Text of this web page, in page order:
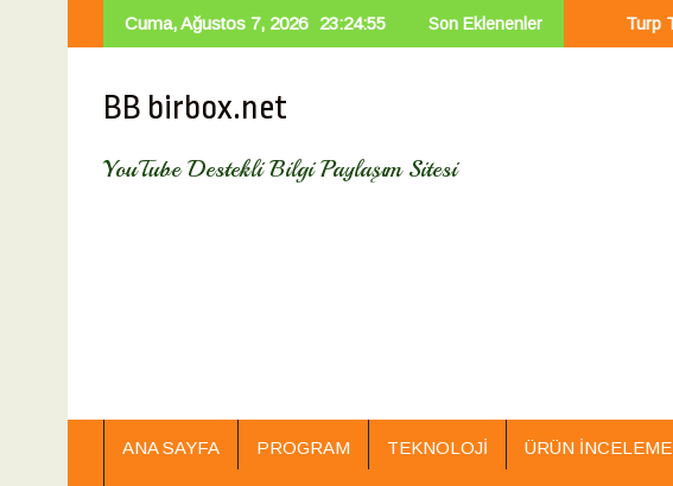
Cuma, Ağustos 7, 2026 23:24:56 Son Eklenenler
Custom Binary Blocked By Frp Lock Hatası
Katarakt Ameliyatı Turp Tohumu
BB birbox.net
YouTube Destekli Bilgi Paylaşım Sitesi
ANA SAYFA PROGRAM TEKNOLOJI ÜRÜN İNCELEME